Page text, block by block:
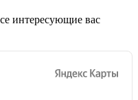
интересующие вас